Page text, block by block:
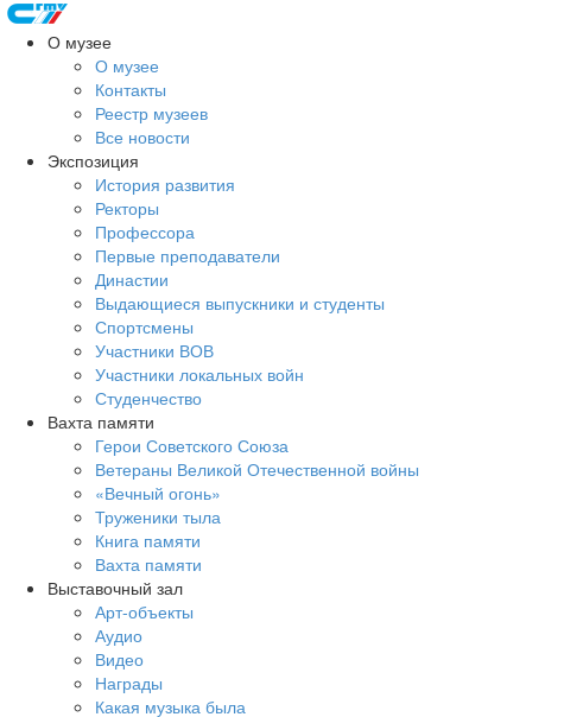
О музее
О музее
Контакты
Реестр музеев
Все новости
Экспозиция
История развития
Ректоры
Профессора
Первые преподаватели
Династии
Выдающиеся выпускники и студенты
Спортсмены
Участники ВОВ
Участники локальных войн
Студенчество
Вахта памяти
Герои Советского Союза
Ветераны Великой Отечественной войны
«Вечный огонь»
Труженики тыла
Книга памяти
Вахта памяти
Выставочный зал
Арт-объекты
Аудио
Видео
Награды
Какая музыка была